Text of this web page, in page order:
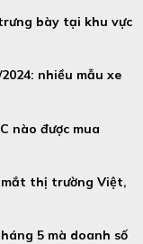
bày tại khu vực
nhiều mẫu xe
nào được mua
thị trường Việt,
5 mà doanh số